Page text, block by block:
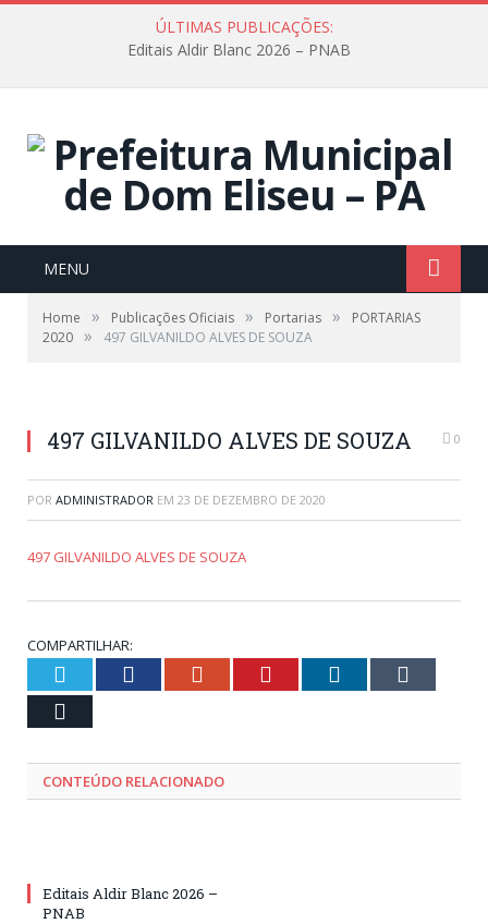
ÚLTIMAS PUBLICAÇÕES:
Editais Aldir Blanc 2026 – PNAB
MENU
Home » Publicações Oficiais » Portarias »
PORTARIAS
2020 » 497 GILVANILDO ALVES DE SOUZA
497 GILVANILDO ALVES DE SOUZA 0
POR ADMINISTRADOR EM 23 DE DEZEMBRO DE 2020
497 GILVANILDO ALVES DE SOUZA
COMPARTILHAR:
Twitter Facebook Google+ Pinterest LinkedIn
CONTEÚDO RELACIONADO
Editais Aldir Blanc 2026 –
PNAB